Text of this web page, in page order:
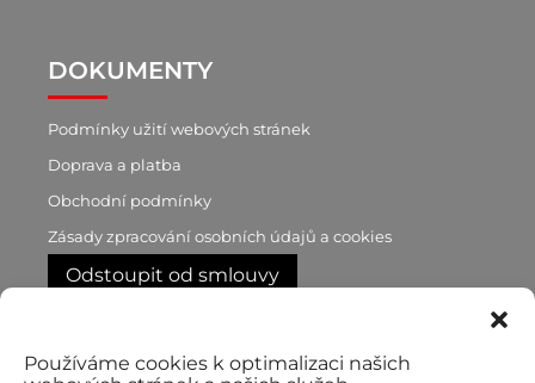
Používáme cookies k optimalizaci našich
DOKUMENTY
Podmínky užití webových stránek
Doprava a platba
Obchodní podmínky
Zásady zpracování osobních údajů a cookies
Odstoupit od smlouvy
RYCHLÝ KONTAKT